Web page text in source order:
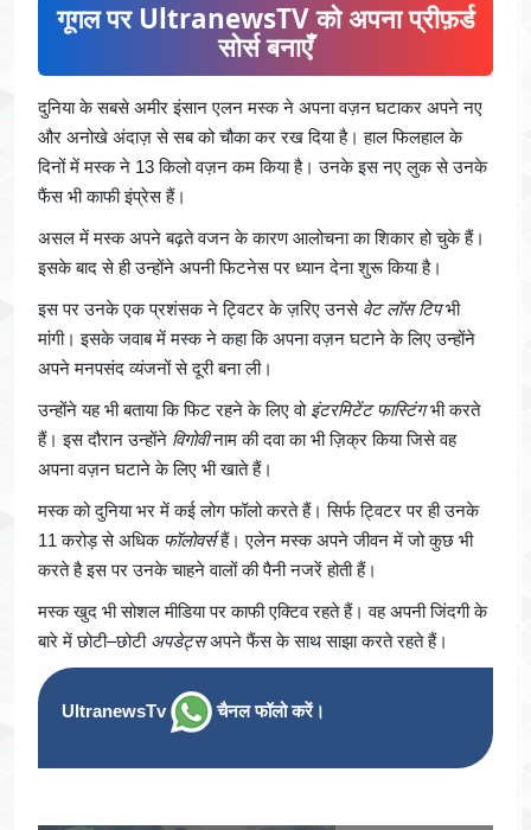
गूगल पर UltranewsTV को अपना प्रीफ़र्ड
सोर्स बनाएँ
दुनिया के सबसे अमीर इंसान एलन मस्क ने अपना वज़न घटाकर अपने नए
और अनोखे अंदाज़ से सब को चौका कर रख दिया है। हाल फिलहाल के
दिनों में मस्क ने 13 किलो वज़न कम किया है। उनके इस नए लुक से उनके
फैंस भी काफी इंप्रेस हैं।
असल में मस्क अपने बढ़ते वजन के कारण आलोचना का शिकार हो चुके हैं।
इसके बाद से ही उन्होंने अपनी फिटनेस पर ध्यान देना शुरू किया है।
इस पर उनके एक प्रशंसक ने ट्विटर के ज़रिए उनसे वेट लॉस टिपभी
मांगी। इसके जवाब में मस्क ने कहा कि अपना वज़न घटाने के लिए उन्होंने
अपने मनपसंद व्यंजनों से दूरी बना ली।
उन्होंने यह भी बताया कि फिट रहने के लिए वो इंटरमिटेंट फास्टिंगभी करते
हैं। इस दौरान उन्होंने विगोवीनाम की दवा का भी ज़िक्र किया जिसे वह
अपना वज़न घटाने के लिए भी खाते हैं।
मस्क को दुनिया भर में कई लोग फॉलो करते हैं। सिर्फ ट्विटर पर ही उनके
11 करोड़ से अधिक फॉलोवर्सहैं। एलेन मस्क अपने जीवन में जो कुछ भी
करते है इस पर उनके चाहने वालों की पैनी नजरें होती हैं।
मस्क खुद भी सोशल मीडिया पर काफी एक्टिव रहते हैं। वह अपनी जिंदगी के
बारे में छोटी–छोटी अपडेट्सअपने फैंस के साथ साझा करते रहते हैं।
UltranewsTv चैनल फॉलो करें।